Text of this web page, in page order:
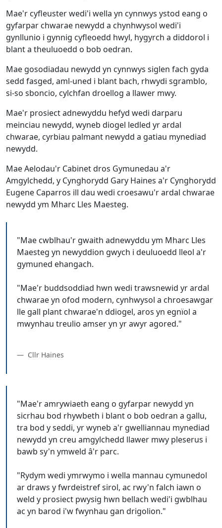
Mae'r cyfleuster wedi'i wella yn cynnwys ystod eang o
gyfarpar chwarae newydd a chynhwysol wedi'i
gynllunio i gynnig cyfleoedd hwyl, hygyrch a diddorol i
blant a theuluoedd o bob oedran.
Mae gosodiadau newydd yn cynnwys siglen fach gyda
sedd fasged, aml-uned i blant bach, rhwydi sgramblo,
si-so sboncio, cylchfan droellog a llawer mwy.
Mae'r prosiect adnewyddu hefyd wedi darparu
meinciau newydd, wyneb diogel ledled yr ardal
chwarae, cyrbiau palmant newydd a gatiau mynediad
newydd.
Mae Aelodau'r Cabinet dros Gymunedau a'r
Amgylchedd, y Cynghorydd Gary Haines a'r Cynghorydd
Eugene Caparros ill dau wedi croesawu'r ardal chwarae
newydd ym Mharc Lles Maesteg.
"Mae cwblhau'r gwaith adnewyddu ym Mharc Lles
Maesteg yn newyddion gwych i deuluoedd lleol a'r
gymuned ehangach.
"Mae'r buddsoddiad hwn wedi trawsnewid yr ardal
chwarae yn ofod modern, cynhwysol a chroesawgar
lle gall plant chwarae'n ddiogel, aros yn egnïol a
mwynhau treulio amser yn yr awyr agored."
Cllr Haines
"Mae'r amrywiaeth eang o gyfarpar newydd yn
sicrhau bod rhywbeth i blant o bob oedran a gallu,
tra bod y seddi, yr wyneb a'r gwelliannau mynediad
newydd yn creu amgylchedd llawer mwy pleserus i
bawb sy'n ymweld â'r parc.
"Rydym wedi ymrwymo i wella mannau cymunedol
ar draws y fwrdeistref sirol, ac rwy'n falch iawn o
weld y prosiect pwysig hwn bellach wedi'i gwblhau
ac yn barod i'w fwynhau gan drigolion."